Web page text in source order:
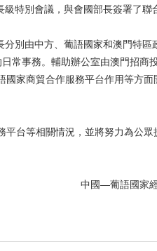
特別會議，與會國部長簽署了聯
別由中方、葡語國家和澳門特區
常事務。輔助辦公室由澳門招商
家商貿合作服務平台作用等方
台等相關情況，並將努力為公
中國—葡語國家